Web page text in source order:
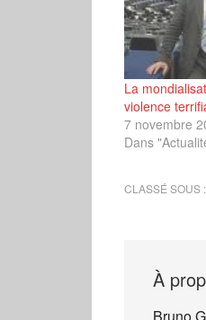
La
violence
7 novembre
Dans
CLASSÉ SOUS :
À